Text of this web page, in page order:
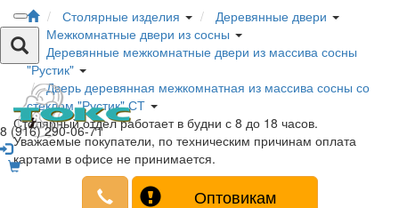
8 (916) 290-06-71
Столярные изделия
Деревянные двери
Межкомнатные двери из сосны
Деревянные межкомнатные двери из массива сосны
"Рустик"
Дверь деревянная межкомнатная из массива сосны со
стеклом "Рустик" СТ
Столярный отдел работает в будни с 8 до 18 часов.
Уважаемые покупатели, по техническим причинам оплата
картами в офисе не принимается.
Оптовикам